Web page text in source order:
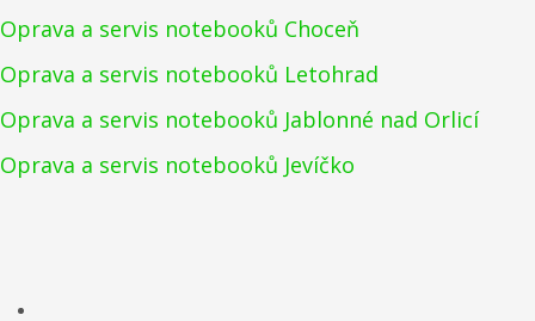
Oprava a servis notebooků Choceň
Oprava a servis notebooků Letohrad
Oprava a servis notebooků Jablonné nad Orlicí
Oprava a servis notebooků Jevíčko